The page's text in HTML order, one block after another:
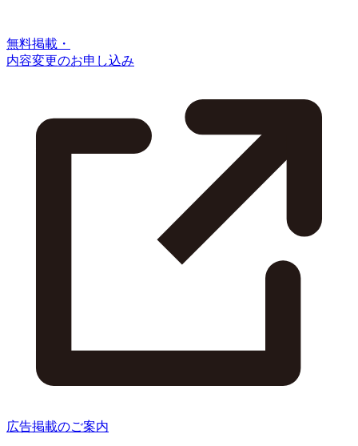
無料掲載・
内容変更のお申し込み
広告掲載のご案内